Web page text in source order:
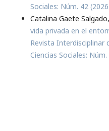
Sociales: Núm. 42
Catalina Gaete Salgado,
vida privada en el
Revista Interdisciplinar
Ciencias Sociales: